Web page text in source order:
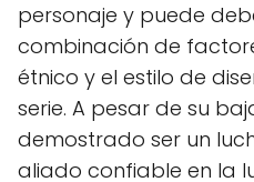
personaje y puede
combinación de
étnico y el estilo de
serie. A pesar de su
demostrado ser un
aliado confiable en la